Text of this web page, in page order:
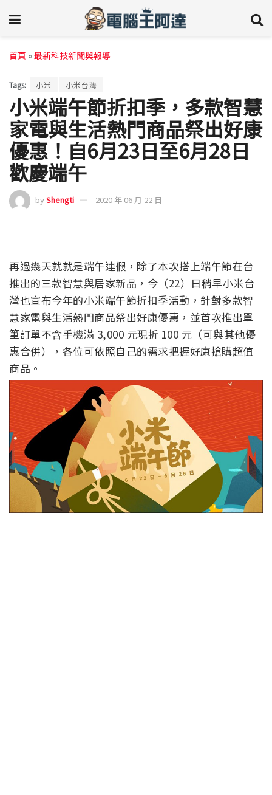
首頁 »最新科技新聞與報導
Tags: 小米 小米台灣
小米端午節折扣季，多款智慧
家電與生活熱門商品祭出好康
優惠！自6月23日至6月28日
歡慶端午
byShengti 2020 年 06 月 22 日
再過幾天就就是端午連假，除了本次搭上端午節在台
推出的三款智慧與居家新品，今（22）日稍早小米台
灣也宣布今年的小米端午節折扣季活動，針對多款智
慧家電與生活熱門商品祭出好康優惠，並首次推出單
筆訂單不含手機滿 3,000 元現折 100 元（可與其他優
惠合併），各位可依照自己的需求把握好康搶購超值
商品。